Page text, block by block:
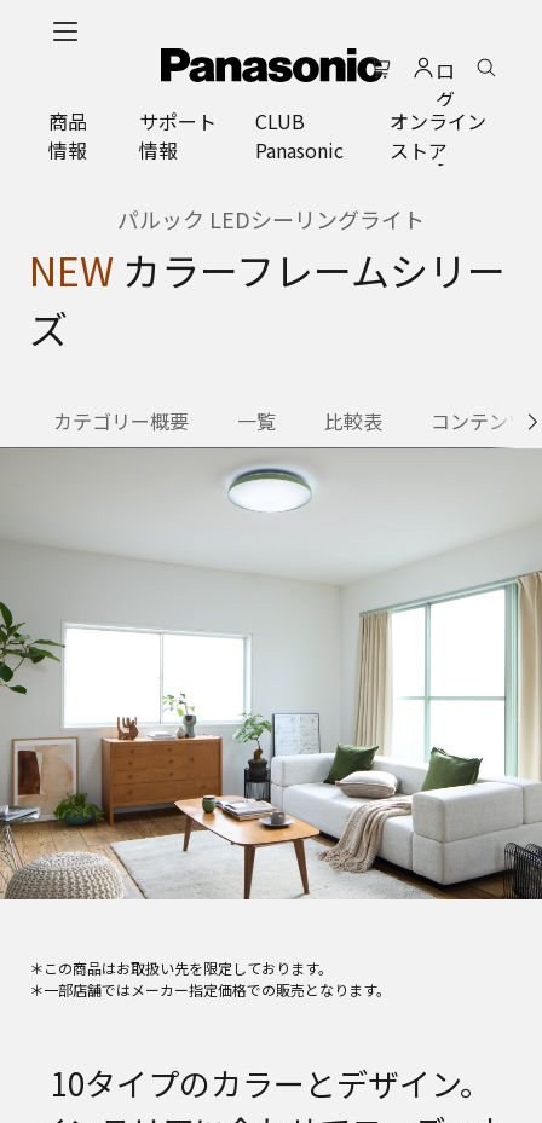
ロ
グ
イ
ン
商品
情報
サポート
情報
CLUB
Panasonic
オンライン
ストア
パルック LEDシーリングライト
NEW カラーフレームシリー
ズ
カテゴリー概要 一覧 比較表 コンテンツ
＊この商品はお取扱い先を限定しております。
＊一部店舗ではメーカー指定価格での販売となります。
10タイプのカラーとデザイン。